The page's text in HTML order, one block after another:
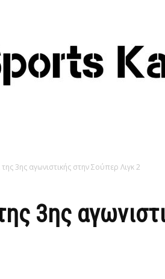
3ης αγωνιστικής στην Σούπερ Λιγκ 2
3ης